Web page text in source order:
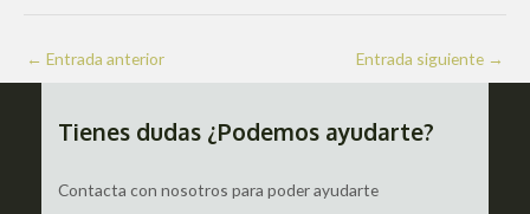
Navegación
de
← Entrada anterior Entrada siguiente →
Tienes dudas ¿Podemos ayudarte?
Contacta con nosotros para poder ayudarte